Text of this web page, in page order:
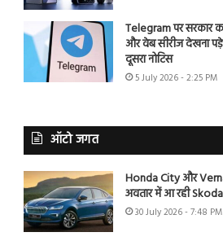
Telegram पर सरकार
और वेब सीरीज देखना
दूसरा नोटिस
5 July 2026 - 2:25 PM
ऑटो जगत
Honda City और
अवतार में आ रही
30 July 2026 - 7:48 PM